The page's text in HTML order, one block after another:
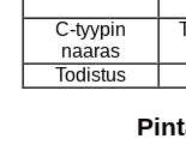
C-tyypin
naaras
Todistus